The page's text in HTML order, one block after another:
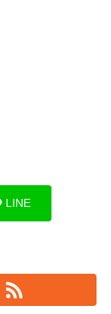
LINE